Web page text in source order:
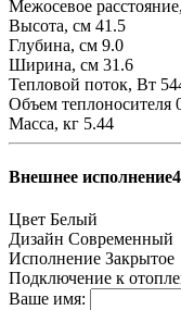
Межосевое
Высота, см 41.5
Глубина, см 9.0
Ширина, см 31.6
Тепловой поток, Вт
Объем теплоносителя
Масса, кг 5.44
Внешнее исполнение4
Цвет Белый
Дизайн Современный
Исполнение Закрытое
Подключение к
Ваше имя: